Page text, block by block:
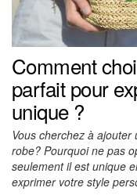
Comment
parfait pour
unique ?
Vous cherchez à ajouter
robe? Pourquoi ne pas
seulement il est unique
exprimer votre style